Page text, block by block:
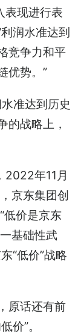
表现进行表
润水准达到
竞争力和平
优势。”
准达到历史
的战略上，
2022年11月
京东集团创
低价是京东
基础性武
“低价”战略
原话还有前
价”。